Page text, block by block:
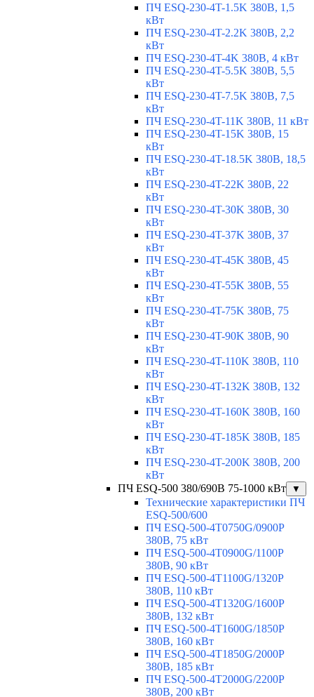
ПЧ ESQ-230-4T-1.5K 380В, 1,5
кВт
ПЧ ESQ-230-4T-2.2K 380В, 2,2
кВт
ПЧ ESQ-230-4T-4K 380В, 4 кВт
ПЧ ESQ-230-4T-5.5K 380В, 5,5
кВт
ПЧ ESQ-230-4T-7.5K 380В, 7,5
кВт
ПЧ ESQ-230-4T-11K 380В, 11 кВт
ПЧ ESQ-230-4T-15K 380В, 15
кВт
ПЧ ESQ-230-4T-18.5K 380В, 18,5
кВт
ПЧ ESQ-230-4T-22K 380В, 22
кВт
ПЧ ESQ-230-4T-30K 380В, 30
кВт
ПЧ ESQ-230-4T-37K 380В, 37
кВт
ПЧ ESQ-230-4T-45K 380В, 45
кВт
ПЧ ESQ-230-4T-55K 380В, 55
кВт
ПЧ ESQ-230-4T-75K 380В, 75
кВт
ПЧ ESQ-230-4T-90K 380В, 90
кВт
ПЧ ESQ-230-4T-110K 380В, 110
кВт
ПЧ ESQ-230-4T-132K 380В, 132
кВт
ПЧ ESQ-230-4T-160K 380В, 160
кВт
ПЧ ESQ-230-4T-185K 380В, 185
кВт
ПЧ ESQ-230-4T-200K 380В, 200
кВт
ПЧ ESQ-500 380/690В 75-1000 кВт
▼
Технические характеристики ПЧ
ESQ-500/600
ПЧ ESQ-500-4T0750G/0900P
380В, 75 кВт
ПЧ ESQ-500-4T0900G/1100P
380В, 90 кВт
ПЧ ESQ-500-4T1100G/1320P
380В, 110 кВт
ПЧ ESQ-500-4T1320G/1600P
380В, 132 кВт
ПЧ ESQ-500-4T1600G/1850P
380В, 160 кВт
ПЧ ESQ-500-4T1850G/2000P
380В, 185 кВт
ПЧ ESQ-500-4T2000G/2200P
380В, 200 кВт